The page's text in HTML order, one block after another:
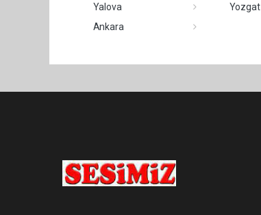
Yalova
Yozgat
Ankara